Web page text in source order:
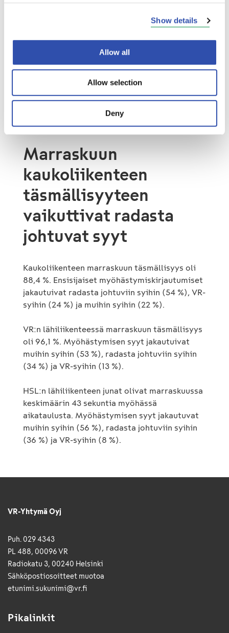
Show details
Allow all
Allow selection
Deny
huolettoman tavan matkustaa töihin tai
vapaa-ajan kohteisiin, joten uskon, että
asiakkaamme valitsevat matkoillensa
jatkossakin hiilineutraalin joukkoliikenteen”,
Marraskuun
kaukoliikenteen
täsmällisyyteen
vaikuttivat radasta
johtuvat syyt
Kaukoliikenteen marraskuun täsmällisyys oli
88,4 %. Ensisijaiset myöhästymiskirjautumiset
jakautuivat radasta johtuviin syihin (54 %), VR-
syihin (24 %) ja muihin syihin (22 %).
VR:n lähiliikenteessä marraskuun täsmällisyys
oli 96,1 %. Myöhästymisen syyt jakautuivat
muihin syihin (53 %), radasta johtuviin syihin
(34 %) ja VR-syihin (13 %).
HSL:n lähiliikenteen junat olivat marraskuussa
keskimäärin 43 sekuntia myöhässä
aikataulusta. Myöhästymisen syyt jakautuvat
muihin syihin (56 %), radasta johtuviin syihin
(36 %) ja VR-syihin (8 %).
VR-Yhtymä Oyj
Puh. 029 4343
PL 488, 00096 VR
Radiokatu 3, 00240 Helsinki
Sähkö­posti­osoitteet muotoa
etunimi.sukunimi@vr.fi
Pikalinkit